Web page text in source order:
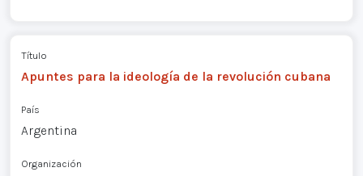
Título
Apuntes para la ideología de la revolución cubana
País
Argentina
Organización